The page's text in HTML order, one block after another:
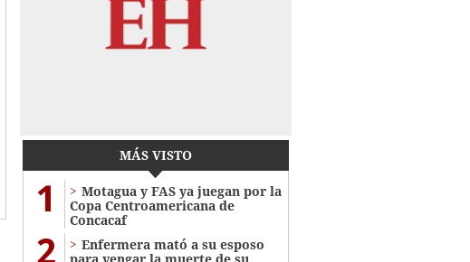
MÁS VISTO
1
Motagua y FAS ya juegan por la
Copa Centroamericana de
Concacaf
2
Enfermera mató a su esposo
para vengar la muerte de su